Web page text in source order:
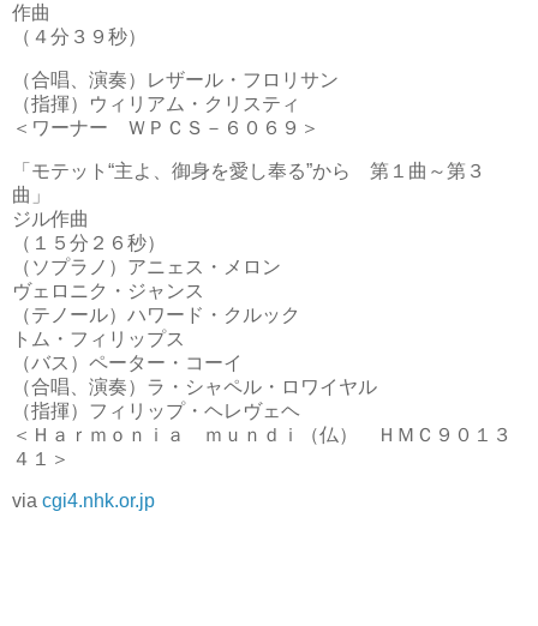
作曲
（４分３９秒）
（合唱、演奏）レザール・フロリサン
（指揮）ウィリアム・クリスティ
＜ワーナー ＷＰＣＳ－６０６９＞
「モテット“主よ、御身を愛し奉る”から 第１曲～第３
曲」
ジル作曲
（１５分２６秒）
（ソプラノ）アニェス・メロン
ヴェロニク・ジャンス
（テノール）ハワード・クルック
トム・フィリップス
（バス）ペーター・コーイ
（合唱、演奏）ラ・シャペル・ロワイヤル
（指揮）フィリップ・ヘレヴェヘ
＜Ｈａｒｍｏｎｉａ ｍｕｎｄｉ（仏） ＨＭＣ９０１３
４１＞
via cgi4.nhk.or.jp